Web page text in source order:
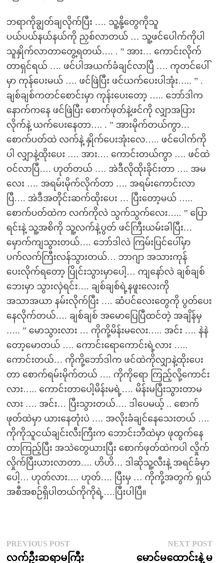
ဘရာကိုချွတ်ချလိုက်ပြီး …. သူ့နို့တွေကိုသူ
ပယ်ပယ်နယ်နယ်ကို ညှစ်လာတယ် … သူ့ဖင်ပေါက်ကိုပါ
သူနှိုက်လာတာတွေ့ရတယ်…. . ” အား… ကောင်းလိုက်
တာရှင်ရယ် …. ဖင်ပါအယက်ခံချင်လာပြီ …. ကုတင်ပေါ်
မှာ ကုန်ပေးမယ် …. ဖင်ဖြဲပြီး ဖင်ယက်ပေးပါအုံး….. ” .
ချစ်ချစ်ကတင်စောင်းမှာ ကုန်းပေးတော့ ….. ဘော်ဒါက
နောက်ကနေ ဖင်ဖြဲပြီး စောက်ဖုတ်နဲ့ဖင်ကို လျှာအပြား
လိုက်နဲ့ ယက်ပေးနေတာ…. . ” အားမိုက်တယ်ကွာ…
စောက်ပတ်ထဲ လက်နဲ့ နှိုက်ပေးအုံးလေ….. ဖင်ပေါက်ကို
ပါ လျှာနဲ့ထိုးပေး …. အား…. ကောင်းတယ်ကွာ …. ဖင်ထဲ
ဝင်လာပြီ…. ဟုတ်တယ် …. အဲဒီလိုထိုးခိုင်းတာ …. အမ
လေး …. အရမ်းမိုက်လိုက်တာ …. အရမ်းကောင်းလာ
ပြီ…. အဲဒီအတိုင်းဆက်ထိုးပေး … ပြီးတော့မယ် …..
စောက်ပတ်ထဲက လက်ကိုလဲ သွက်သွက်လေး….. ” ပြော
ရင်းနဲ့ သူ့အစိကို သူ့လက်နဲ့ပွတ် ဖင်ကြီးယမ်းခါပြီး…
မှောက်ကျသွားတယ်…. ဘော်ဒါလဲ ကြမ်းပြင်ပေါ်မှာ
ပက်လက်ကြီးလန်သွားတယ်… ဘာဂျာ အသားကုန်
ပေးလိုက်ရတော့ ပြိုင်းသွားမှာပေါ့… ကျနော်လဲ ချစ်ချစ်
ဘေးမှာ သွားလှဲရင်း…. ချစ်ချစ်ရဲ့နဖူးလေးကို
အသာအယာ နမ်းလိုက်ပြီး …. ဆံပင်လေးတွေကို ပွတ်ပေး
နေလိုက်တယ်…. ချစ်ချစ် အမောပြေပြီထင်တဲ့ အချိန်မှ
….. ” မောသွားလား … ကိုကို့မိန်းမလေး….. အင်း …. နဲနဲ
တော့မောတယ် …. ကောင်းရောကောင်းရဲ့လား …..
ကောင်းတယ်… ကိုကို့ဘော်ဒါက ဖင်ထဲကိုလျှာနဲ့ထိုးပေး
တာ စောက်ရမ်းမိုက်တယ် …. ကိုကိုရော ကြည့်လို့ကောင်း
လား….. ကောင်းတာပေါ့မိန်းမရဲ့…. မိန်းမပြီးသွားတာမ
လား …. အင်း… ပြီးသွားတယ်…. ဒါပေမယ့် .. စောက်
ဖုတ်ထဲမှာ ယားနေတုံးပဲ …. အလိုးခံချင်နေသေးတယ် ….
ကိုကိုသူငယ်ချင်းလီးကြီးက ဘောင်းဘီထဲမှာ ဖုထွက်နေ
တာကြည့်ပြီး အသဲတွေယားပြီး စောက်ဖုတ်ထဲကပါ လှိုက်
လှိုက်ပြီးယားလာတာ…. ဟိဟိ… ဒါဆိုသူ့လီးနဲ့ အရင်ခံမှာ
ပေါ့… ဟုတ်လား…. ဟုတ်…. ပြီးမှ … ကိုကို့အတွက် ရှယ်
အစီအစဉ်ရှိပါတယ်ကိုကိုရဲ့….ပြီးပါပြီ။
Post
PREVIOUS POSTPrevious
post:
လက်ဦးဆရာမကြီး
NEXT POST
မောင်မထောင်းနဲ့ မ